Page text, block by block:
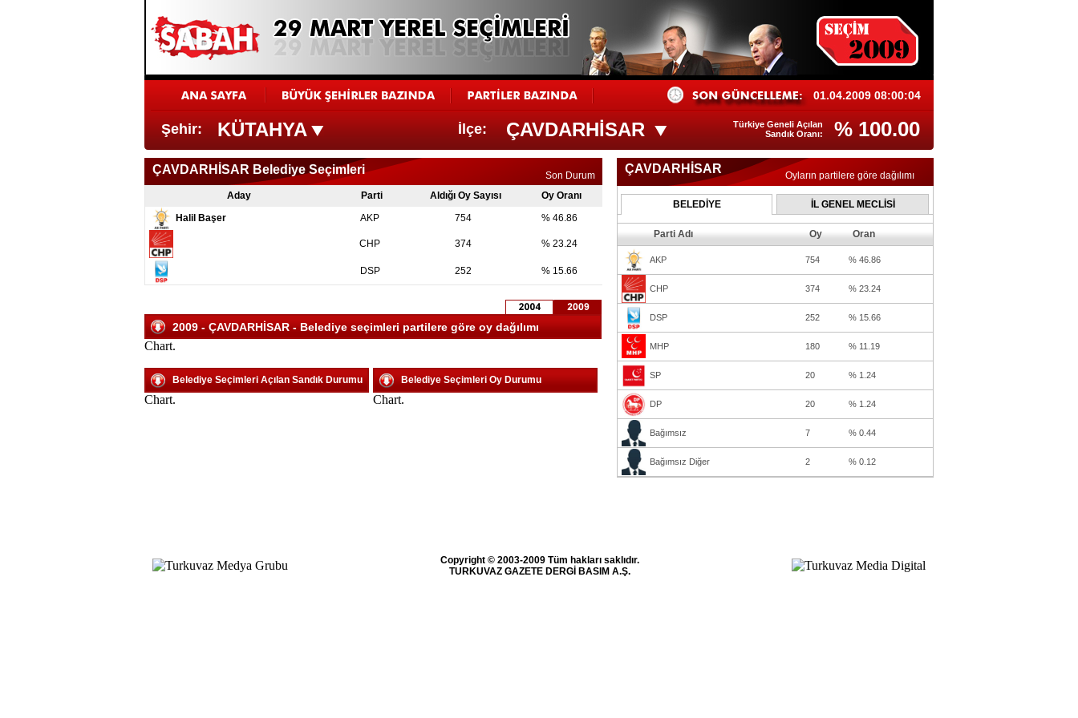
01.04.2009 08:00:04
Şehir: KÜTAHYA İlçe: ÇAVDARHİSAR
Türkiye Geneli Açılan
Sandık Oranı:
% 100.00
ÇAVDARHİSAR Belediye Seçimleri
Son Durum
Aday
Parti Aldığı Oy Sayısı
Oy Oranı
Halil Başer
AKP 754 % 46.86
CHP 374 % 23.24
DSP 252 % 15.66
2009 - ÇAVDARHİSAR - Belediye seçimleri partilere göre oy dağılımı
Chart.
Belediye Seçimleri Açılan Sandık Durumu
Chart.
Belediye Seçimleri Oy Durumu
Chart.
ÇAVDARHİSAR Oyların partilere göre dağılımı
BELEDİYE İL GENEL MECLİSİ
Parti Adı Oy Oran
AKP 754 % 46.86
CHP 374 % 23.24
DSP 252 % 15.66
MHP 180 % 11.19
SP 20 % 1.24
DP 20 % 1.24
Bağımsız 7 % 0.44
Bağımsız Diğer 2 % 0.12
Copyright © 2003-2009 Tüm hakları saklıdır.
TURKUVAZ GAZETE DERGİ BASIM A.Ş.